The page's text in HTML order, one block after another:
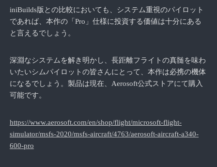
iniBuilds版との比較においても、システム重視のパイロット
であれば、本作の「Pro」仕様に投資する価値は十分にある
と言えるでしょう。
深淵なシステムを解き明かし、長距離フライトの真髄を味わ
いたいシムパイロットの皆さんにとって、本作は必携の機体
になるでしょう。製品は現在、Aerosoft公式ストアにて購入
可能です。
https://www.aerosoft.com/en/shop/flight/microsoft-flight-
simulator/msfs-2020/msfs-aircraft/4763/aerosoft-aircraft-a340-
600-pro